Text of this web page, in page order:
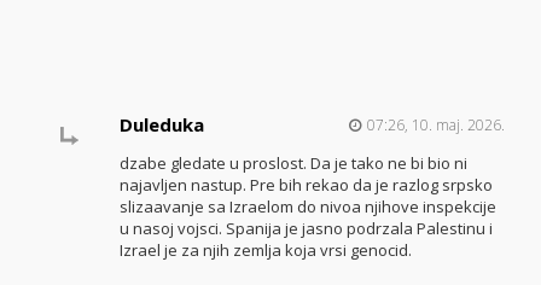
Duleduka 07:26, 10. maj. 2026.
dzabe gledate u proslost. Da je tako ne bi bio ni
najavljen nastup. Pre bih rekao da je razlog srpsko
slizaavanje sa Izraelom do nivoa njihove inspekcije
u nasoj vojsci. Spanija je jasno podrzala Palestinu i
Izrael je za njih zemlja koja vrsi genocid.